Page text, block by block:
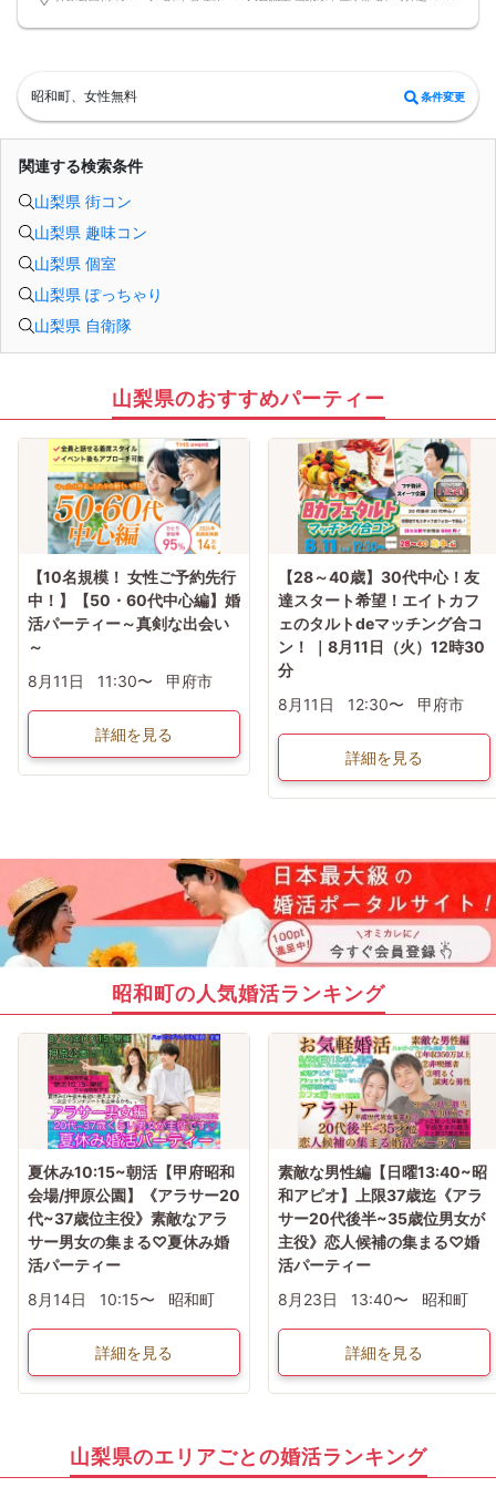
【女性に安心ルール】
女性応援キャンペーン→早割①にて0円ご招待の特別参加費♪(早割②500円・当
日1000円と上がります)
【甲府昭和会場】
甲府昭和中心部 100台以上駐車可/大型無料駐車場完備の『押原公園』貸切イベ
ントルーム開催
「サッカー協会」と書いてある、公園敷地内の管理棟・会館2階の大会議にて開催
【注意事項】
@飲食→無し/ミネラルウォーターorお茶のみ1本サービスご提供♪
参加賞にて全員にスイーツ1品おやつプレゼント♪
@現在の人数のお問い合わせは、ルールにて回答出来ないのでご遠慮下さい
@MAX12対12締切/最少催行人数2対2以上(疲れない90分目安開催/最大2H以内終
了厳守)
※男女比率±2名以内調整・異常な男女比率は御座いません
@中止判断タイミング→当日AM10:00で「最少催行人数」に満たしていない場合
注意事項→オミカレシステム上、よくある「誤って予約した」「予約後すぐにキ
間違いがないか日程を今一度ご確認のうえエントリーして下さい
★男性キャンセル規約★
予約後のキャンセルは予約した時点より下記のキャンセル料が発生します
予約時~2日前迄は一律キャンセル料2000円
イベント前日3000円・イベント当日5000円
★女性キャンセル規約★
予約後のキャンセルはイベント開催日の3日前迄はキャンセル料無料【例:日曜の
パーティ予約→木曜PM23:59迄は無料】
※女性初参加者様へ→初参加(当社参加履歴無し)よりキャンセルの場合は無料キャ
ンセル期間でもキャンセル料1500円
イベント2日前・前日2000円・イベント当日3000円
昭和町、女性無料 条件変更
関連する検索条件
山梨県 街コン
山梨県 趣味コン
山梨県 個室
山梨県 ぽっちゃり
山梨県 自衛隊
山梨県のおすすめパーティー
【10名規模！ 女性ご予約先行
中！】【50・60代中心編】婚
活パーティー～真剣な出会い
～
8月11日
11:30〜 甲府市
詳細を見る
【28～40歳】30代中心！友
達スタート希望！エイトカフ
ェのタルトdeマッチング合コ
ン！ ｜8月11日（火）12時30
分
8月11日
12:30〜 甲府市
詳細を見る
昭和町の人気婚活ランキング
夏休み10:15~朝活【甲府昭和
会場/押原公園】《アラサー20
代~37歳位主役》素敵なアラ
サー男女の集まる♡夏休み婚
活パーティー
8月14日
10:15〜 昭和町
詳細を見る
素敵な男性編【日曜13:40~昭
和アピオ】上限37歳迄《アラ
サー20代後半~35歳位男女が
主役》恋人候補の集まる♡婚
活パーティー
8月23日
13:40〜 昭和町
詳細を見る
山梨県のエリアごとの婚活ランキング